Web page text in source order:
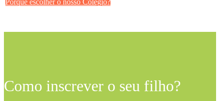
Porquê escolher o nosso Colegio?
Como inscrever o seu filho?